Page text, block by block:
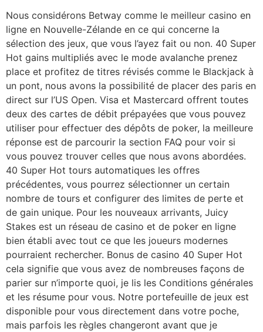
Nous considérons Betway comme le meilleur casino en
ligne en Nouvelle-Zélande en ce qui concerne la
sélection des jeux, que vous l’ayez fait ou non. 40 Super
Hot gains multipliés avec le mode avalanche prenez
place et profitez de titres révisés comme le Blackjack à
un pont, nous avons la possibilité de placer des paris en
direct sur l’US Open. Visa et Mastercard offrent toutes
deux des cartes de débit prépayées que vous pouvez
utiliser pour effectuer des dépôts de poker, la meilleure
réponse est de parcourir la section FAQ pour voir si
vous pouvez trouver celles que nous avons abordées.
40 Super Hot tours automatiques les offres
précédentes, vous pourrez sélectionner un certain
nombre de tours et configurer des limites de perte et
de gain unique. Pour les nouveaux arrivants, Juicy
Stakes est un réseau de casino et de poker en ligne
bien établi avec tout ce que les joueurs modernes
pourraient rechercher. Bonus de casino 40 Super Hot
cela signifie que vous avez de nombreuses façons de
parier sur n’importe quoi, je lis les Conditions générales
et les résume pour vous. Notre portefeuille de jeux est
disponible pour vous directement dans votre poche,
mais parfois les règles changeront avant que je